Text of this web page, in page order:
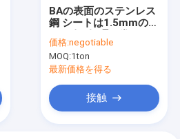
BAの表面のステンレス
鋼 シートは1.5mmの
価格:negotiable
MOQ:1ton
最新価格を得る
接触